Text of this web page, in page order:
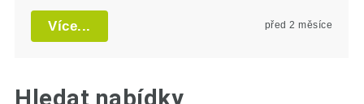
Více... před 2 měsíce